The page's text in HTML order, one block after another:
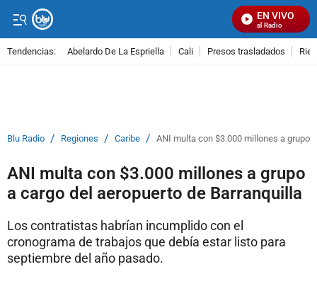
EN VIVO
Señal Visual Radio
Tendencias: Abelardo De La Espriella Cali Presos trasladados
Blu Radio / Regiones / Caribe / ANI multa con $3.000 millones a grupo
ANI multa con $3.000 millones a grupo
a cargo del aeropuerto de Barranquilla
Los contratistas habrían incumplido con el
cronograma de trabajos que debía estar listo para
septiembre del año pasado.